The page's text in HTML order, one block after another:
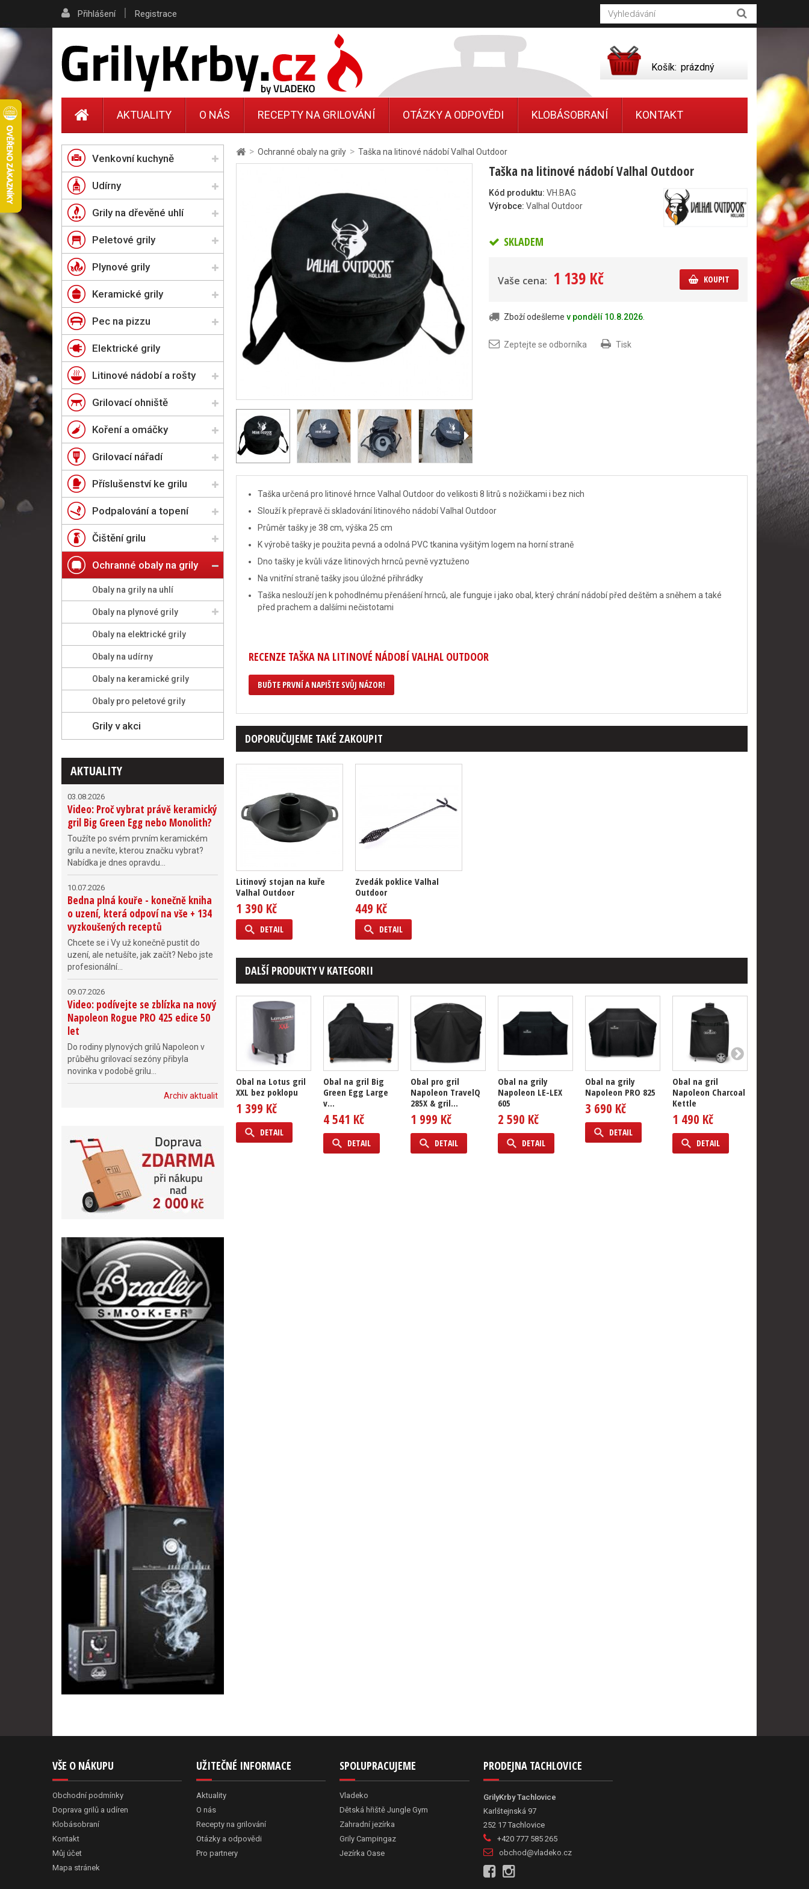
> Ochranné obaly na grily > Taška na litinové nádobí Valhal Outdoor
Taška na litinové nádobí Valhal Outdoor
Kód produktu: VH.BAG
Výrobce: Valhal Outdoor
SKLADEM
Vaše cena: 1 139 Kč KOUPIT
Zboží odešleme v pondělí 10.8.2026
Zeptejte se odborníka Tisk
Taška určená pro litinové hrnce Valhal Outdoor do velikosti 8 litrů s nožičkami i bez nich
Slouží k přepravě či skladování litinového nádobí Valhal Outdoor
Průměr tašky je 38 cm, výška 25 cm
K výrobě tašky je použita pevná a odolná PVC tkanina vyšitým logem na horní straně
Dno tašky je kvůli váze litinových hrnců pevně vyztuženo
Na vnitřní straně tašky jsou úložné přihrádky
Taška neslouží jen k pohodlnému přenášení hrnců, ale funguje i jako obal, který chrání nádobí před deštěm a sněhem a také
před prachem a dalšími nečistotami
RECENZE TAŠKA NA LITINOVÉ NÁDOBÍ VALHAL OUTDOOR
BUĎTE PRVNÍ A NAPIŠTE SVŮJ NÁZOR!
DOPORUČUJEME TAKÉ ZAKOUPIT
Litinový stojan na kuře
Valhal Outdoor
1 390 Kč
DETAIL
Zvedák poklice Valhal
Outdoor
449 Kč
DETAIL
DALŠÍ PRODUKTY V KATEGORII
Obal na Lotus gril
XXL bez poklopu
1 399 Kč
DETAIL
Obal na gril Big
Green Egg Large
v...
4 541 Kč
DETAIL
Obal pro gril
Napoleon TravelQ
285X & gril...
1 999 Kč
DETAIL
Obal na grily
Napoleon LE-LEX
605
2 590 Kč
DETAIL
Obal na grily
Napoleon PRO 825
3 690 Kč
DETAIL
Obal na gril
Napoleon Charcoal
Kettle
1 490 Kč
DETAIL
Venkovní kuchyně
Udírny
Grily na dřevěné uhlí
Peletové grily
Plynové grily
Keramické grily
Pec na pizzu
Elektrické grily
Litinové nádobí a rošty
Grilovací ohniště
Koření a omáčky
Grilovací nářadí
Příslušenství ke grilu
Podpalování a topení
Čištění grilu
Ochranné obaly na grily
Obaly na grily na uhlí
Obaly na plynové grily
Obaly na elektrické grily
Obaly na udírny
Obaly na keramické grily
Obaly pro peletové grily
Grily v akci
AKTUALITY
03.08.2026
Video: Proč vybrat právě keramický
gril Big Green Egg nebo Monolith?
Toužíte po svém prvním keramickém
grilu a nevíte, kterou značku vybrat?
Nabídka je dnes opravdu...
10.07.2026
Bedna plná kouře - konečně kniha
o uzení, která odpoví na vše + 134
vyzkoušených receptů
Chcete se i Vy už konečně pustit do
uzení, ale netušíte, jak začít? Nebo jste
profesionální...
09.07.2026
Video: podívejte se zblízka na nový
Napoleon Rogue PRO 425 edice 50
let
Do rodiny plynových grilů Napoleon v
průběhu grilovací sezóny přibyla
novinka v podobě grilu...
Archiv aktualit
Přihlášení | Registrace
Košík: prázdný
AKTUALITY O NÁS RECEPTY NA GRILOVÁNÍ OTÁZKY A ODPOVĚDI KLOBÁSOBRANÍ KONTAKT
VŠE O NÁKUPU
Obchodní podmínky
Doprava grilů a udíren
Klobásobraní
Kontakt
Můj účet
Mapa stránek
UŽITEČNÉ INFORMACE
Aktuality
O nás
Recepty na grilování
Otázky a odpovědi
Pro partnery
SPOLUPRACUJEME
Vladeko
Dětská hřiště Jungle Gym
Zahradní jezírka
Grily Campingaz
Jezírka Oase
PRODEJNA TACHLOVICE
GrilyKrby Tachlovice
Karlštejnská 97
252 17 Tachlovice
+420 777 585 265
obchod@vladeko.cz